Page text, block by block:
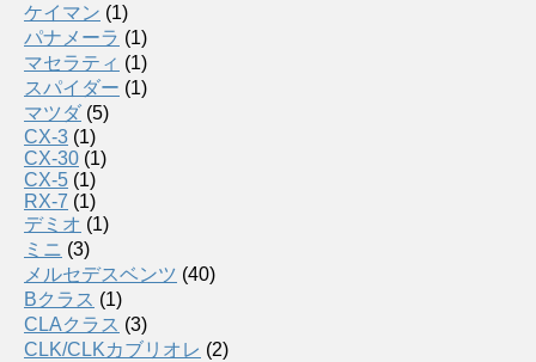
ケイマン (1)
パナメーラ (1)
マセラティ (1)
スパイダー (1)
マツダ (5)
CX-3 (1)
CX-30 (1)
CX-5 (1)
RX-7 (1)
デミオ (1)
ミニ (3)
メルセデスベンツ (40)
Bクラス (1)
CLAクラス (3)
CLK/CLKカブリオレ (2)